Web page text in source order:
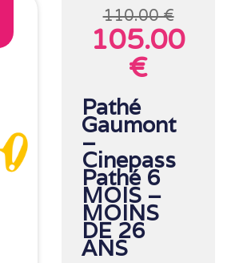
110.00 €
105.00
€
Pathé
Gaumont
–
Cinepass
Pathé 6
MOIS –
MOINS
DE 26
ANS